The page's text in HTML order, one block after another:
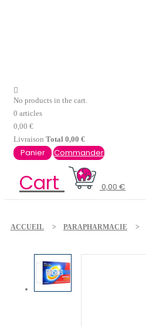
No products in the cart.
0 articles
0,00 €
Livraison Total 0,00 €
Commander
Cart 0,00 €
ACCUEIL PARAPHARMACIE